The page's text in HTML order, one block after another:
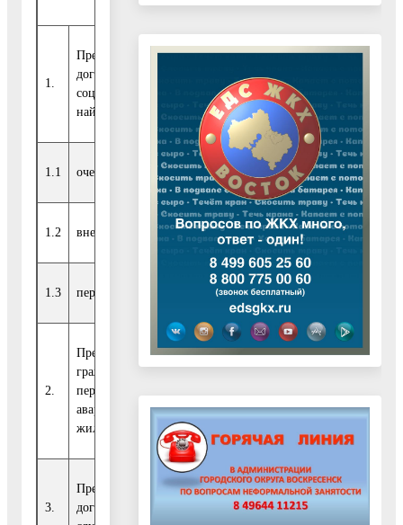
1.
Предоставлены по
договорам
социального
найма, из них:
0
1.1 очередникам 0 0 0
1.2 внеочередникам 0 0 0
1.3 первоочередникам
2.
Предоставлены
гражданам,
переселяемым из
аварийного
жилищного фонда
3.
Предоставлены по
договорам
0